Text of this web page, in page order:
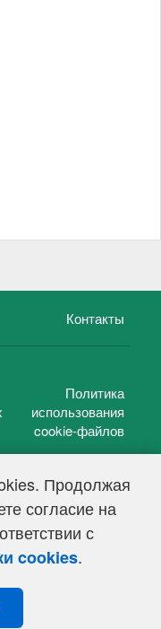
Продолжая
согласие на
с
cookies.
Контакты
Политика
использования
cookie-файлов
ФС 77-39848, выдано
связи,
коммуникаций